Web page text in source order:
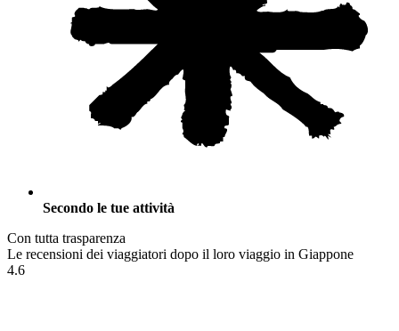
Secondo le tue attività
Con tutta trasparenza
Le recensioni dei viaggiatori dopo il loro viaggio in Giappone
4.6